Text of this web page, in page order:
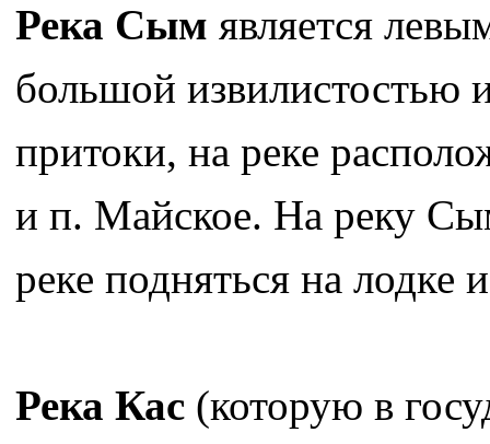
Река Сым является
большой извилистостью
притоки, на реке
и п. Майское. На реку
реке подняться на лодке
Река Кас (которую в